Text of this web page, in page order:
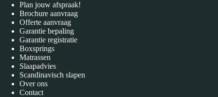
Plan jouw afspraak!
Brochure aanvraag
Offerte aanvraag
Garantie bepaling
Garantie registratie
Boxsprings
Matrassen
Slaapadvies
Scandinavisch slapen
Over ons
Contact